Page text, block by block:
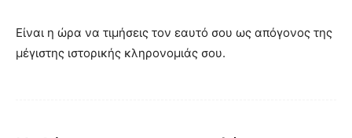
Είναι η ώρα να τιμήσεις τον εαυτό σου ως απόγονος της
μέγιστης ιστορικής κληρονομιάς σου.